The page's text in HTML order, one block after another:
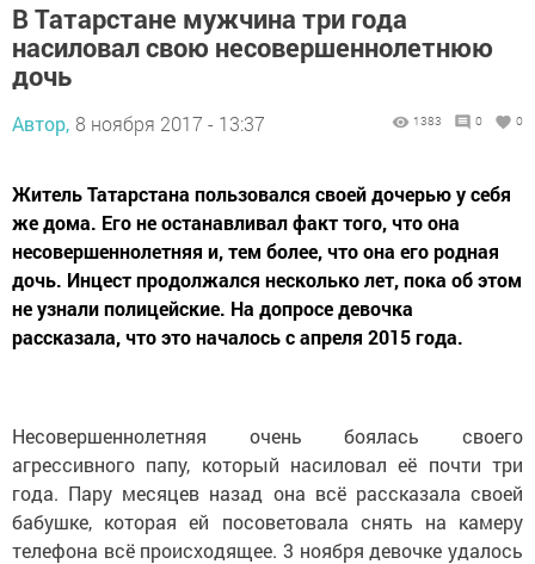
В Татарстане мужчина три года
насиловал свою несовершеннолетнюю
дочь
Автор, 8 ноября 2017 - 13:37 1383 0 0
Житель Татарстана пользовался своей дочерью у себя
же дома. Его не останавливал факт того, что она
несовершеннолетняя и, тем более, что она его родная
дочь. Инцест продолжался несколько лет, пока об этом
не узнали полицейские. На допросе девочка
рассказала, что это началось с апреля 2015 года.
Несовершеннолетняя очень боялась своего
агрессивного папу, который насиловал её почти три
года. Пару месяцев назад она всё рассказала своей
бабушке, которая ей посоветовала снять на камеру
телефона всё происходящее. 3 ноября девочке удалось